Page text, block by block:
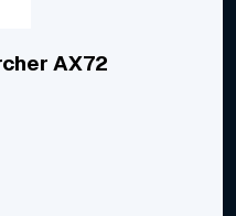
AX72